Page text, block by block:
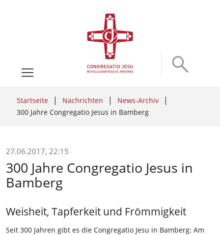
Startseite Nachrichten
News-Archiv
300 Jahre Congregatio Jesus in Bamberg
27.06.2017, 22:15
300 Jahre Congregatio Jesus in
Bamberg
Weisheit, Tapferkeit und Frömmigkeit
Seit 300 Jahren gibt es die Congregatio Jesu in Bamberg: Am